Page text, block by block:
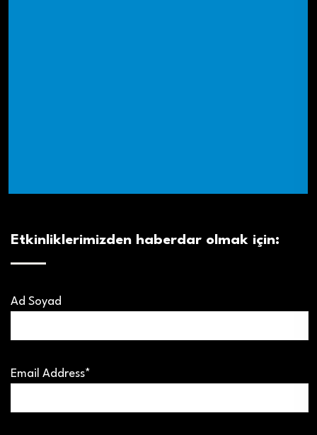
Etkinliklerimizden haberdar olmak için:
Ad Soyad
Email Address*